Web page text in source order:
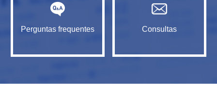
Perguntas frequentes Consultas